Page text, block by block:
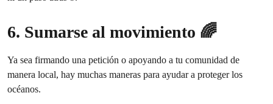
6. Sumarse al movimiento 🌈
Ya sea firmando una petición o apoyando a tu comunidad de
manera local, hay muchas maneras para ayudar a proteger los
océanos.